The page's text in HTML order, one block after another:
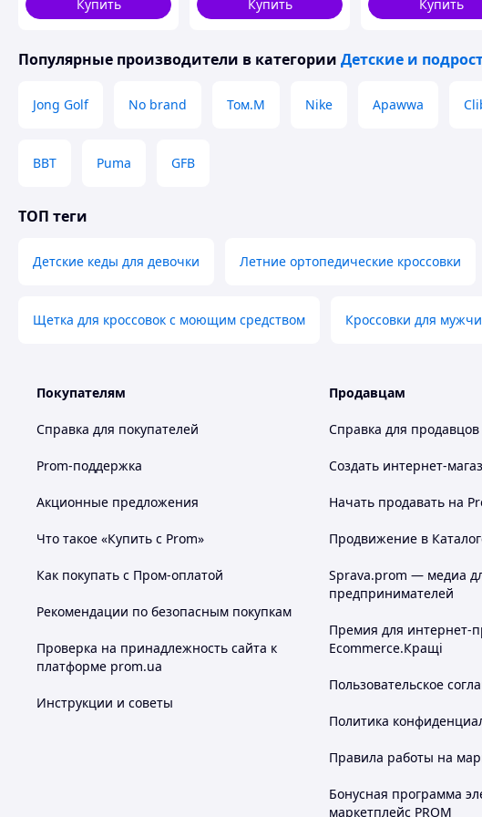
Купить
Купить
Купить
Популярные производители в категории Детские и
Jong Golf No brand Том.М Nike Apawwa
BBT Puma GFB
ТОП теги
Детские кеды для девочки Летние ортопедические кроссовки
Щетка для кроссовок с моющим средством Кроссовки для
Покупателям
Справка для покупателей
Prom-поддержка
Акционные предложения
Что такое «Купить с Prom»
Как покупать с Пром-оплатой
Рекомендации по безопасным покупкам
Проверка на принадлежность сайта к
платформе prom.ua
Инструкции и советы
Продавцам
Справка для продавцов
Создать интернет-
Начать продавать на
Продвижение в
Sprava.prom — медиа
предпринимателей
Премия для интернет-
Ecommerce.Кращі
Пользовательское
Политика
Правила работы на
Бонусная программа
маркетплейс PROM